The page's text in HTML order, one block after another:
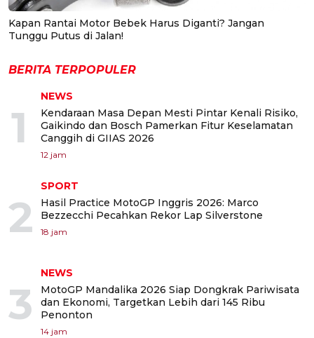
Kapan Rantai Motor Bebek Harus Diganti? Jangan
Tunggu Putus di Jalan!
BERITA TERPOPULER
1
NEWS
Kendaraan Masa Depan Mesti Pintar Kenali Risiko,
Gaikindo dan Bosch Pamerkan Fitur Keselamatan
Canggih di GIIAS 2026
12 jam
2
SPORT
Hasil Practice MotoGP Inggris 2026: Marco
Bezzecchi Pecahkan Rekor Lap Silverstone
18 jam
3
NEWS
MotoGP Mandalika 2026 Siap Dongkrak Pariwisata
dan Ekonomi, Targetkan Lebih dari 145 Ribu
Penonton
14 jam